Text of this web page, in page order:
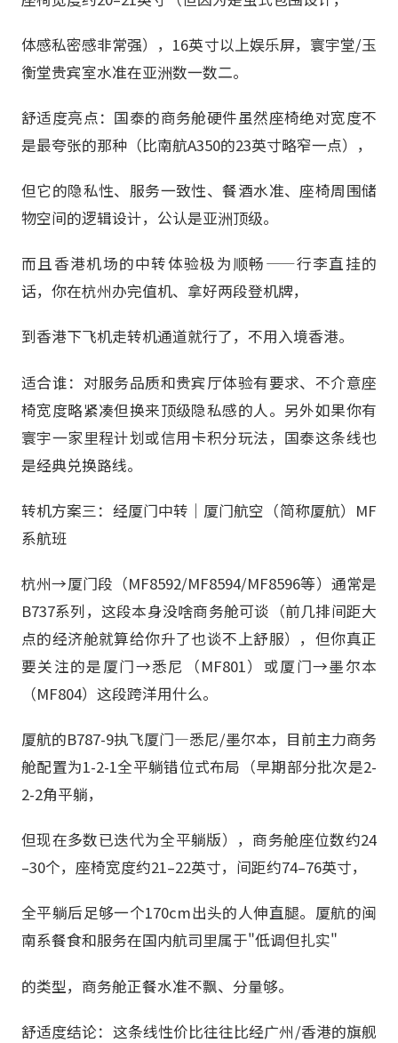
体感私密感非常强），16英寸以上娱乐屏，寰宇堂/玉
衡堂贵宾室水准在亚洲数一数二。
舒适度亮点：国泰的商务舱硬件虽然座椅绝对宽度不
是最夸张的那种（比南航A350的23英寸略窄一点），
但它的隐私性、服务一致性、餐酒水准、座椅周围储
物空间的逻辑设计，公认是亚洲顶级。
而且香港机场的中转体验极为顺畅——行李直挂的
话，你在杭州办完值机、拿好两段登机牌，
到香港下飞机走转机通道就行了，不用入境香港。
适合谁：对服务品质和贵宾厅体验有要求、不介意座
椅宽度略紧凑但换来顶级隐私感的人。另外如果你有
寰宇一家里程计划或信用卡积分玩法，国泰这条线也
是经典兑换路线。
转机方案三：经厦门中转｜厦门航空（简称厦航）MF
系航班
杭州→厦门段（MF8592/MF8594/MF8596等）通常是
B737系列，这段本身没啥商务舱可谈（前几排间距大
点的经济舱就算给你升了也谈不上舒服），但你真正
要关注的是厦门→悉尼（MF801）或厦门→墨尔本
（MF804）这段跨洋用什么。
厦航的B787-9执飞厦门—悉尼/墨尔本，目前主力商务
舱配置为1-2-1全平躺错位式布局（早期部分批次是2-
2-2角平躺，
但现在多数已迭代为全平躺版），商务舱座位数约24
–30个，座椅宽度约21–22英寸，间距约74–76英寸，
全平躺后足够一个170cm出头的人伸直腿。厦航的闽
南系餐食和服务在国内航司里属于"低调但扎实"
的类型，商务舱正餐水准不飘、分量够。
舒适度结论：这条线性价比往往比经广州/香港的旗舰